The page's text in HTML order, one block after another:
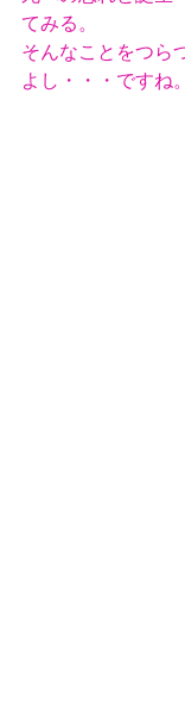
てみる。
そんなことをつら
よし・・・ですね。